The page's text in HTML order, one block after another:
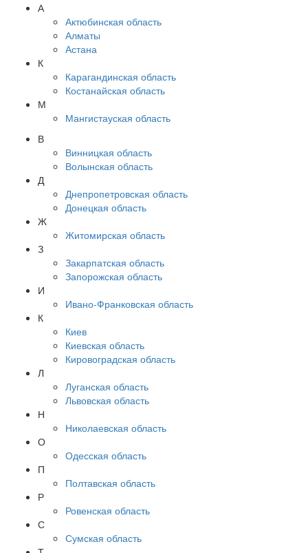
А
Актюбинская область
Алматы
Астана
К
Карагандинская область
Костанайская область
М
Мангистауская область
В
Винницкая область
Волынская область
Д
Днепропетровская область
Донецкая область
Ж
Житомирская область
З
Закарпатская область
Запорожская область
И
Ивано-Франковская область
К
Киев
Киевская область
Кировоградская область
Л
Луганская область
Львовская область
Н
Николаевская область
О
Одесская область
П
Полтавская область
Р
Ровенская область
С
Сумская область